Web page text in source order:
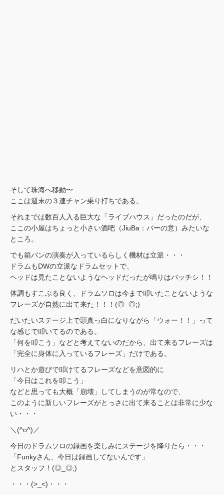
そして珠海へ移動〜
ここは週末の３連チャン乗り打ちである。
それまでは数百人入る巨大な「ライブハウス」だったのだが、
ここの小屋はちょっと小さい酒吧（JiuBa：バーの意）みたいな
ところ。
でも箱バンの演奏が入っているらしく機材は立派・・・
ドラムもDWの立派なドラムセットで、
ヘッドは見たことないようなヘッドだったが鳴りはバッチシ！！
体調もすこぶる良く、ドラムソロは今まで叩いたことないような
フレーズが自然に出て来た！！！(◎_◎;)
だいたいステージ上で頭真っ白になりながら「ウォー！！」って
な感じで叩いてるのである。
「何を叩こう」などと考えてないのだから、出て来るフレーズは
「完全に身体に入っているフレーズ」だけである。
リハとか遊びで叩けてるフレーズなどを意図的に
「今日はこれを叩こう」
などと思っても大概「崩壊」してしまうのが常なので、
このように新しいフレーズがとっさに出て来ることは非常に少な
い・・・
＼(^o^)／
今日のドラムソロの録画を楽しみにステージを降りたら・・・
「Funkyさん、今日は録画してないんです」
とスタッフ！(◎_◎;)
・・・(>_<)・・・